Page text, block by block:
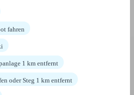
fahren
1 km entfernt
oder Steg 1 km entfernt